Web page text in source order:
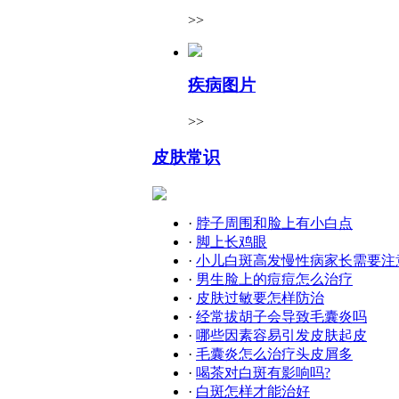
>>
疾病图片
>>
皮肤常识
· 脖子周围和脸上有小白点
· 脚上长鸡眼
· 小儿白斑高发慢性病家长需要注
· 男生脸上的痘痘怎么治疗
· 皮肤过敏要怎样防治
· 经常拔胡子会导致毛囊炎吗
· 哪些因素容易引发皮肤起皮
· 毛囊炎怎么治疗头皮屑多
· 喝茶对白斑有影响吗?
· 白斑怎样才能治好